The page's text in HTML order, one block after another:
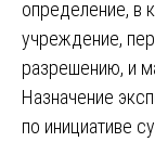
определение, в
учреждение,
разрешению, и
Назначение
по инициативе